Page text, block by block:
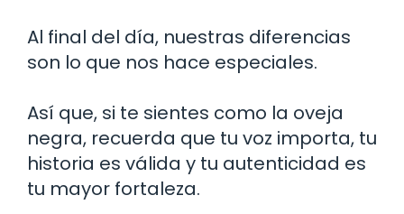
Al final del día, nuestras diferencias
son lo que nos hace especiales.
Así que, si te sientes como la oveja
negra, recuerda que tu voz importa, tu
historia es válida y tu autenticidad es
tu mayor fortaleza.